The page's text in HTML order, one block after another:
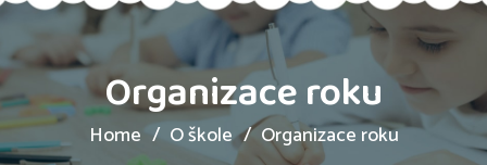
Organizace roku
Home O škole Organizace roku